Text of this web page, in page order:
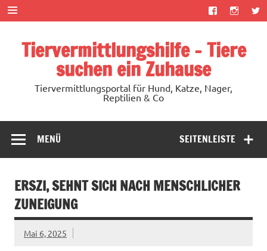
Zum
Inhalt
springen
Tiervermittlungshilfe – Tiere
suchen ein Zuhause
Tiervermittlungsportal für Hund, Katze, Nager,
Reptilien & Co
SEITENLEISTE
MENÜ
ERSZI, SEHNT SICH NACH MENSCHLICHER
ZUNEIGUNG
Mai 6, 2025